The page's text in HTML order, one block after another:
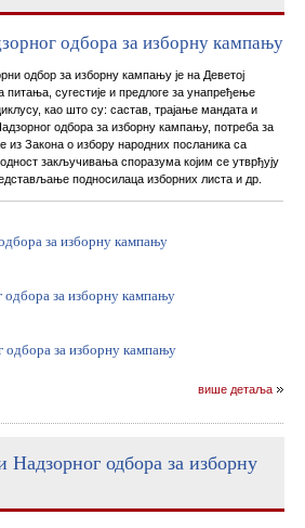
одбора за изборну кампању
одбор за изборну кампању је на Деветој
сугестије и предлоге за унапређење
као што су: састав, трајање мандата и
одбора за изборну кампању, потреба за
из Закона о избору народних посланика са
закључивања споразума којим се утврђују
подносилаца изборних листа и др.
за изборну кампању
за изборну кампању
за изборну кампању
више детаља
Надзорног одбора за изборну